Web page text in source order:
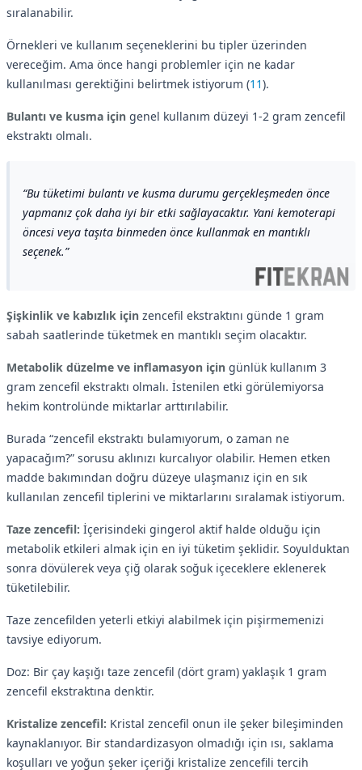
sıralanabilir.
Örnekleri ve kullanım seçeneklerini bu tipler üzerinden
vereceğim. Ama önce hangi problemler için ne kadar
kullanılması gerektiğini belirtmek istiyorum (11).
Bulantı ve kusma için genel kullanım düzeyi 1-2 gram zencefil
ekstraktı olmalı.
Bu tüketimi bulantı ve kusma durumu gerçekleşmeden önce
yapmanız çok daha iyi bir etki sağlayacaktır. Yani kemoterapi
öncesi veya taşıta binmeden önce kullanmak en mantıklı
seçenek.
Şişkinlik ve kabızlık için zencefil ekstraktını günde 1 gram
sabah saatlerinde tüketmek en mantıklı seçim olacaktır.
Metabolik düzelme ve inflamasyon için günlük kullanım 3
gram zencefil ekstraktı olmalı. İstenilen etki görülemiyorsa
hekim kontrolünde miktarlar arttırılabilir.
Burada “zencefil ekstraktı bulamıyorum, o zaman ne
yapacağım?” sorusu aklınızı kurcalıyor olabilir. Hemen etken
madde bakımından doğru düzeye ulaşmanız için en sık
kullanılan zencefil tiplerini ve miktarlarını sıralamak istiyorum.
Taze zencefil: İçerisindeki gingerol aktif halde olduğu için
metabolik etkileri almak için en iyi tüketim şeklidir. Soyulduktan
sonra dövülerek veya çiğ olarak soğuk içeceklere eklenerek
tüketilebilir.
Taze zencefilden yeterli etkiyi alabilmek için pişirmemenizi
tavsiye ediyorum.
Doz: Bir çay kaşığı taze zencefil (dört gram) yaklaşık 1 gram
zencefil ekstraktına denktir.
Kristalize zencefil: Kristal zencefil onun ile şeker bileşiminden
kaynaklanıyor. Bir standardizasyon olmadığı için ısı, saklama
koşulları ve yoğun şeker içeriği kristalize zencefili tercih